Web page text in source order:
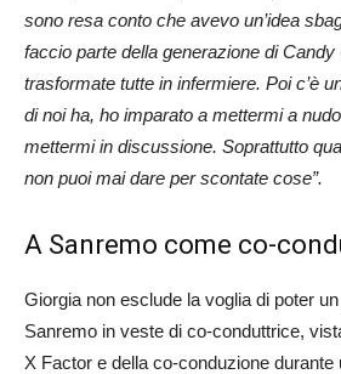
sono resa conto che avevo un’idea
faccio parte della generazione di Candy
trasformate tutte in infermiere. Poi c’è
di noi ha, ho imparato a mettermi a
mettermi in discussione. Soprattutto
non puoi mai dare per scontate cose”.
A Sanremo come co-
Giorgia non esclude la voglia di poter
Sanremo in veste di co-conduttrice,
X Factor e della co-conduzione durante